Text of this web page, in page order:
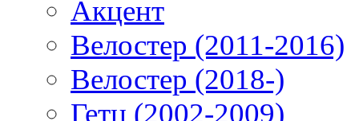
Акцент
Велостер (2011-2016)
Велостер (2018-)
Гетц (2002-2009)